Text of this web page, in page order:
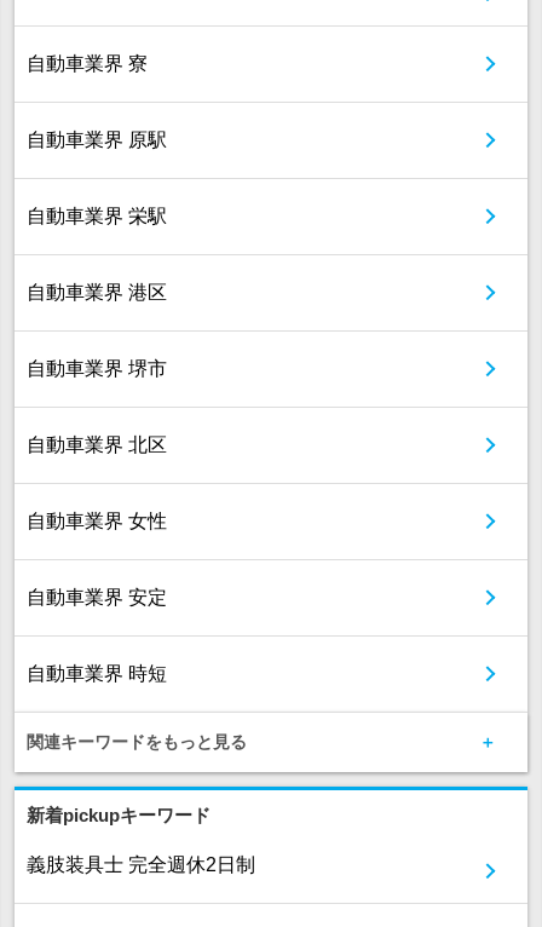
自動車業界 寮
自動車業界 原駅
自動車業界 栄駅
自動車業界 港区
自動車業界 堺市
自動車業界 北区
自動車業界 女性
自動車業界 安定
自動車業界 時短
関連キーワードをもっと見る
新着pickupキーワード
義肢装具士 完全週休2日制